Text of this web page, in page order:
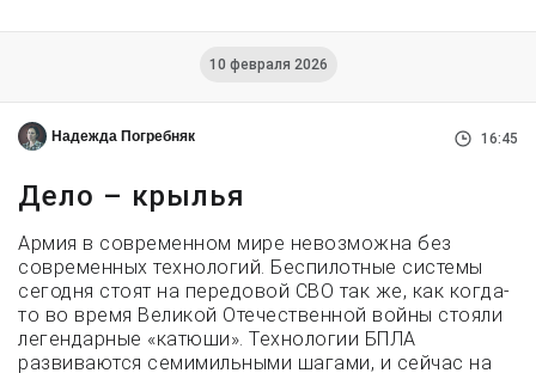
10 февраля 2026
Надежда Погребняк 16:45
Дело – крылья
Армия в современном мире невозможна без
современных технологий. Беспилотные системы
сегодня стоят на передовой СВО так же, как когда-
то во время Великой Отечественной войны стояли
легендарные «катюши». Технологии БПЛА
развиваются семимильными шагами, и сейчас на